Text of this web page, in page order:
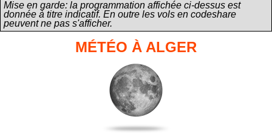
Mise en garde: la programmation affichée ci-dessus est
donnée à titre indicatif. En outre les vols en codeshare
peuvent ne pas s'afficher.
MÉTÉO À ALGER